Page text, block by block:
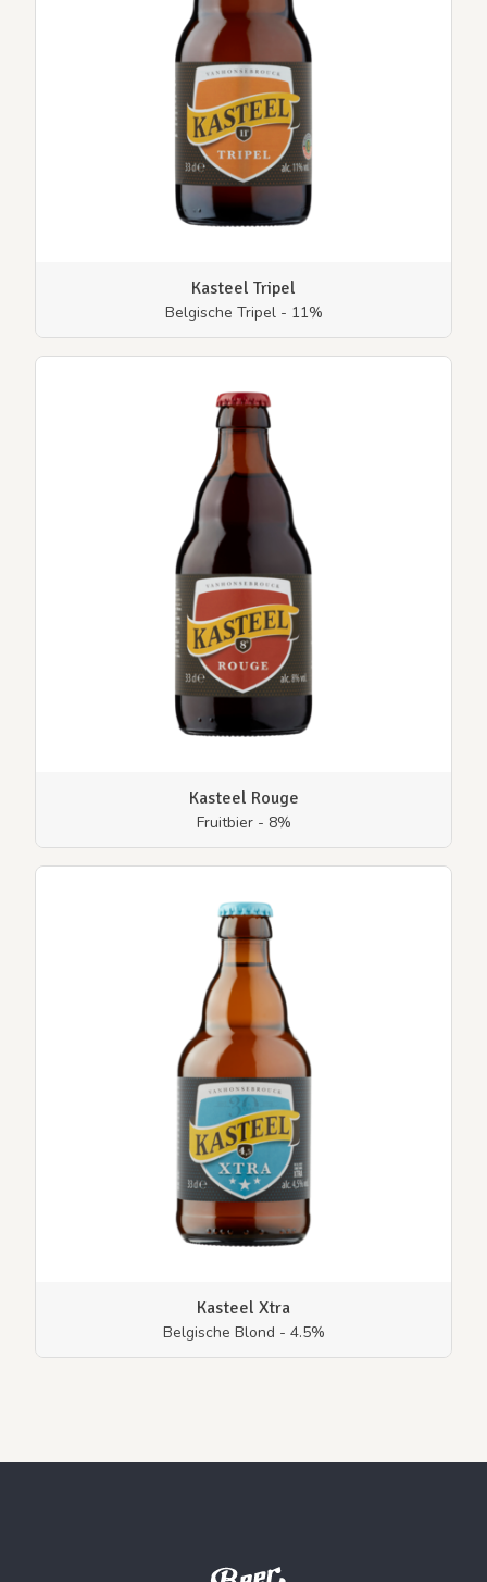
Kasteel Tripel
Belgische Tripel - 11%
Kasteel Rouge
Fruitbier - 8%
Kasteel Xtra
Belgische Blond - 4.5%